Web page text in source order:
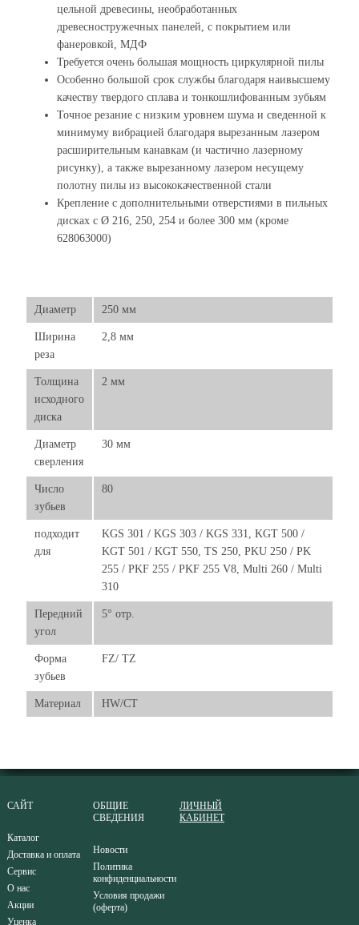
цельной древесины, необработанных
древесностружечных панелей, с покрытием или
фанеровкой, МДФ
Требуется очень большая мощность циркулярной пилы
Особенно большой срок службы благодаря наивысшему
качеству твердого сплава и тонкошлифованным зубьям
Точное резание с низким уровнем шума и сведенной к
минимуму вибрацией благодаря вырезанным лазером
расширительным канавкам (и частично лазерному
рисунку), а также вырезанному лазером несущему
полотну пилы из высококачественной стали
Крепление с дополнительными отверстиями в пильных
дисках с Ø 216, 250, 254 и более 300 мм (кроме
628063000)
Диаметр 250 мм
Ширина
реза
2,8 мм
Толщина
исходного
диска
2 мм
Диаметр
сверления
30 мм
Число
зубьев
80
подходит
для
KGS 301 / KGS 303 / KGS 331, KGT 500 /
KGT 501 / KGT 550, TS 250, PKU 250 / PK
255 / PKF 255 / PKF 255 V8, Multi 260 / Multi
310
Передний
угол
5° отр.
Форма
зубьев
FZ/ TZ
Материал HW/CT
САЙТ
Каталог
Доставка и оплата
Сервис
О нас
Акции
Уценка
ОБЩИЕ
СВЕДЕНИЯ
Новости
Политика
конфиденциальности
Условия продажи
(оферта)
ЛИЧНЫЙ
КАБИНЕТ